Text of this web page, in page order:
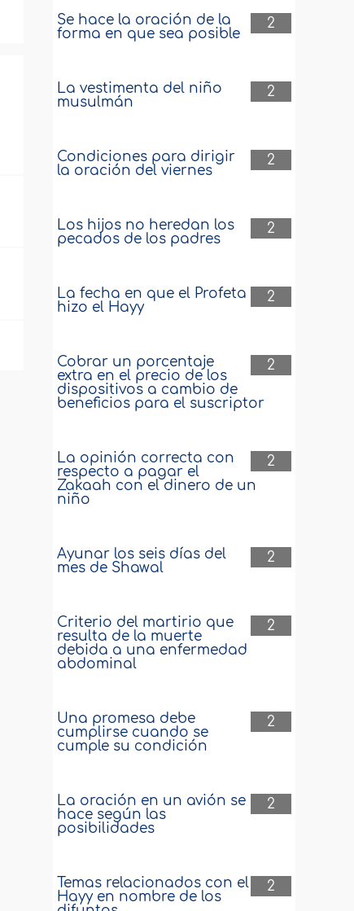
2
Se hace la oración de la
forma en que sea posible
2
La vestimenta del niño
musulmán
2
Condiciones para dirigir
la oración del viernes
2
Los hijos no heredan los
pecados de los padres
2
La fecha en que el Profeta
hizo el Hayy
2
Cobrar un porcentaje
extra en el precio de los
dispositivos a cambio de
beneficios para el suscriptor
2
La opinión correcta con
respecto a pagar el
Zakaah con el dinero de un
niño
2
Ayunar los seis días del
mes de Shawal
2
Criterio del martirio que
resulta de la muerte
debida a una enfermedad
abdominal
2
Una promesa debe
cumplirse cuando se
cumple su condición
2
La oración en un avión se
hace según las
posibilidades
2
Temas relacionados con el
Hayy en nombre de los